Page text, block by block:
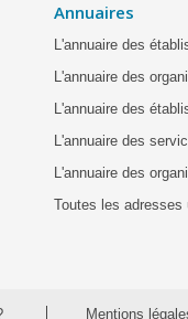
Annuaires
L'annuaire des
L'annuaire des
L'annuaire des
L'annuaire des
L'annuaire des
Toutes les adresses
Mentions